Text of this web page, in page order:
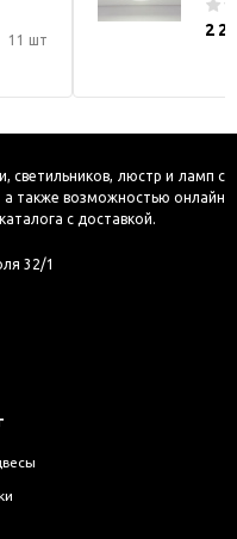
11 шт
2
светильников, люстр и ламп с
также возможностью онлайн
с доставкой.
32/1